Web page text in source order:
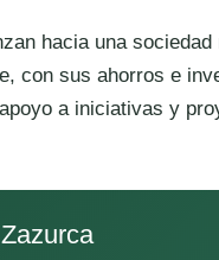
hacia una
con sus ahorros e
a iniciativas y